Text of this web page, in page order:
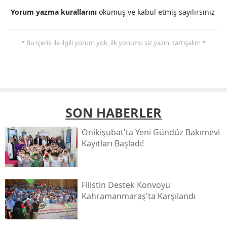
Yorum yazma kurallarını okumuş ve kabul etmiş sayılırsınız
* Bu içerik ile ilgili yorum yok, ilk yorumu siz yazın, tartışalım *
SON HABERLER
Onikişubat'ta Yeni Gündüz Bakımevi
Kayıtları Başladı!
Filistin Destek Konvoyu
Kahramanmaraş'ta Karşılandı